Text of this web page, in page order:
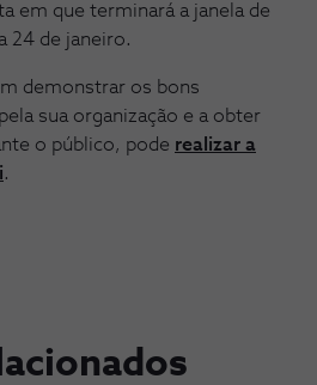
em que terminará a janela de
24 de janeiro.
demonstrar os bons
sua organização e a obter
o público, pode realizar a
.